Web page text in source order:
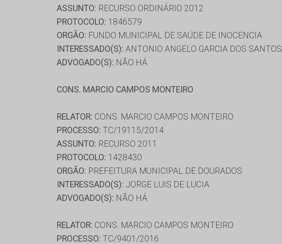
ASSUNTO: RECURSO ORDINÁRIO 2012
PROTOCOLO: 1846579
ORGÃO: FUNDO MUNICIPAL DE SAÚDE DE INOCENCIA
INTERESSADO(S): ANTONIO ANGELO GARCIA DOS SANTOS
ADVOGADO(S): NÃO HÁ
CONS. MARCIO CAMPOS MONTEIRO
RELATOR: CONS. MARCIO CAMPOS MONTEIRO
PROCESSO: TC/19115/2014
ASSUNTO: RECURSO 2011
PROTOCOLO: 1428430
ORGÃO: PREFEITURA MUNICIPAL DE DOURADOS
INTERESSADO(S): JORGE LUIS DE LUCIA
ADVOGADO(S): NÃO HÁ
RELATOR: CONS. MARCIO CAMPOS MONTEIRO
PROCESSO: TC/9401/2016